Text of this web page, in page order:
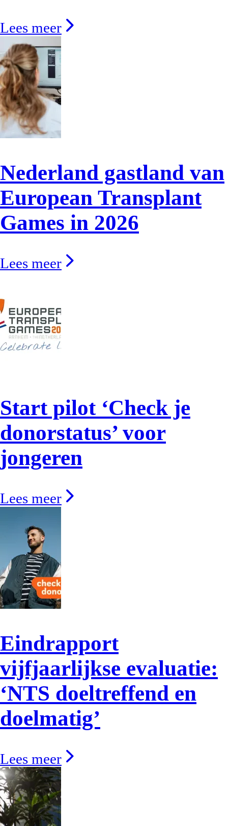
Lees meer
Nederland gastland van
European Transplant
Games in 2026
Lees meer
Start pilot ‘Check je
donorstatus’ voor
jongeren
Lees meer
Eindrapport
vijfjaarlijkse evaluatie:
‘NTS doeltreffend en
doelmatig’
Lees meer